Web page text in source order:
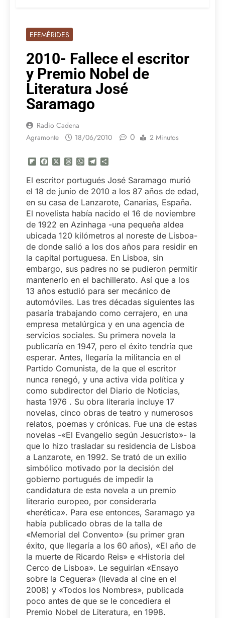
EFEMÉRIDES
2010- Fallece el escritor
y Premio Nobel de
Literatura José
Saramago
Radio Cadena
Agramonte
18/06/2010 0 2 Minutos
Flipboard
FacebookThreadsWhatsApp
Telegram
El escritor portugués José Saramago murió
el 18 de junio de 2010 a los 87 años de edad,
en su casa de Lanzarote, Canarias, España.
El novelista había nacido el 16 de noviembre
de 1922 en Azinhaga -una pequeña aldea
ubicada 120 kilómetros al noreste de Lisboa-
de donde salió a los dos años para residir en
la capital portuguesa. En Lisboa, sin
embargo, sus padres no se pudieron permitir
mantenerlo en el bachillerato. Así que a los
13 años estudió para ser mecánico de
automóviles. Las tres décadas siguientes las
pasaría trabajando como cerrajero, en una
empresa metalúrgica y en una agencia de
servicios sociales. Su primera novela la
publicaría en 1947, pero el éxito tendría que
esperar. Antes, llegaría la militancia en el
Partido Comunista, de la que el escritor
nunca renegó, y una activa vida política y
como subdirector del Diario de Noticias,
hasta 1976 . Su obra literaria incluye 17
novelas, cinco obras de teatro y numerosos
relatos, poemas y crónicas. Fue una de estas
novelas -«El Evangelio según Jesucristo»- la
que lo hizo trasladar su residencia de Lisboa
a Lanzarote, en 1992. Se trató de un exilio
simbólico motivado por la decisión del
gobierno portugués de impedir la
candidatura de esta novela a un premio
literario europeo, por considerarla
«herética». Para ese entonces, Saramago ya
había publicado obras de la talla de
«Memorial del Convento» (su primer gran
éxito, que llegaría a los 60 años), «El año de
la muerte de Ricardo Reis» e «Historia del
Cerco de Lisboa». Le seguirían «Ensayo
sobre la Ceguera» (llevada al cine en el
2008) y «Todos los Nombres», publicada
poco antes de que se le concediera el
Premio Nobel de Literatura, en 1998.